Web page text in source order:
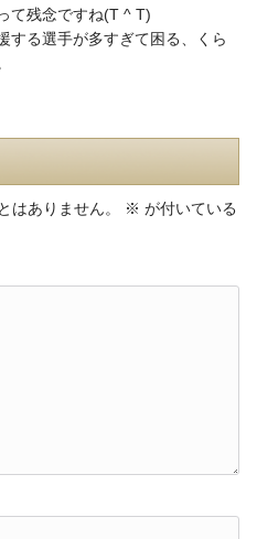
て残念ですね(T ^ T)
する選手が多すぎて困る、くら
はありません。 ※ が付いている